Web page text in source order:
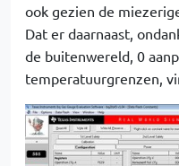
ook gezien de
Dat er daarnaast,
de buitenwereld, 0
temperatuurgrenzen,